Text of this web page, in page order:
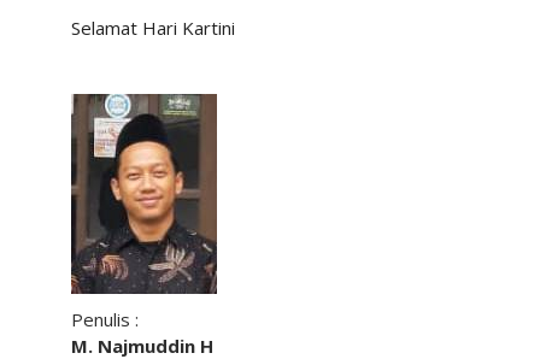
Selamat Hari Kartini
Penulis :
M. Najmuddin H